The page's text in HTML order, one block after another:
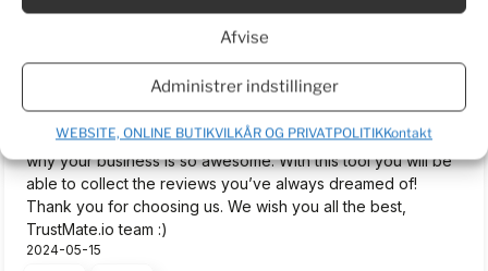
Afvise
Administrer indstillinger
WEBSITE, ONLINE BUTIKVILKÅR OG PRIVATPOLITIKKontakt
TrustMate.io... unverified review
Welcome on board! We are happy to help you simplify the
review process for your customers and let everyone know
why your business is so awesome. With this tool you will be
able to collect the reviews you’ve always dreamed of!
Thank you for choosing us. We wish you all the best,
TrustMate.io team :)
2024-05-15